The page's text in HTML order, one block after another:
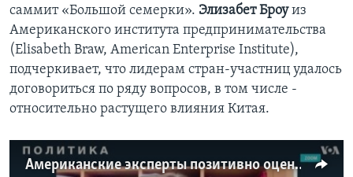
саммит «Большой семерки». Элизабет Броуиз
Американского института предпринимательства
(Elisabeth Braw, American Enterprise Institute),
подчеркивает, что лидерам стран-участниц удалось
договориться по ряду вопросов, в том числе -
относительно растущего влияния Китая.
Американские эксперты позитивно оценивают саммит «Большой семерки»